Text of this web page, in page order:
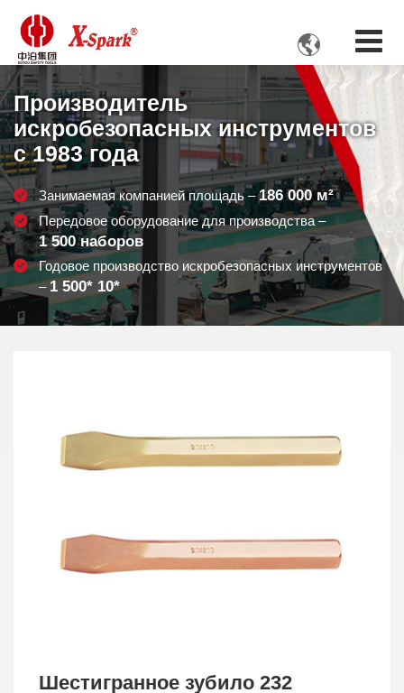

Производитель
искробезопасных инструментов
с 1983 года
Занимаемая компанией площадь –186 000м²
Передовое оборудование для производства –
1 500наборов
Годовое производство искробезопасных инструментов
– 1 500* 10*
Шестигранное зубило 232